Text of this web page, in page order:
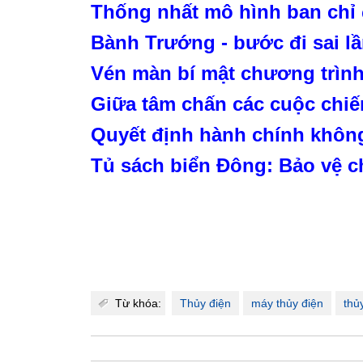
Thống nhất mô hình ban
Bành Trướng - bước đi sai
Vén màn bí mật chương
Giữa tâm chấn các cuộc
Quyết định hành chính
Tủ sách biển Đông: Bảo vệ
Từ khóa: Thủy điện máy thủy điện